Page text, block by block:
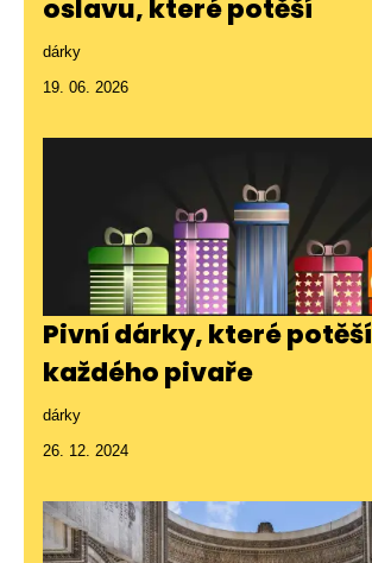
oslavu, které potěší
dárky
19. 06. 2026
Pivní dárky, které potěší
každého pivaře
dárky
26. 12. 2024